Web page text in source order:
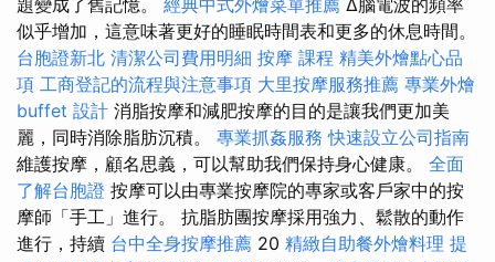
題變成了舊記憶。 經典中式外燴菜單推薦 Δ腦電波的頻率
似乎增加，這意味著更好的睡眠時間表和更多的休息時間。
台胞證新北 清潔公司費用明細 按摩 課程 精美外燴點心品
項 工商登記的流程與注意事項 大里按摩服務推薦 專業外燴
buffet 設計 消脂按摩和減肥按摩的目的是讓我們更加美
麗，同時消除脂肪沉積。 專業抓姦服務 快速設立公司指南
維護按摩，顧名思義，可以幫助我們保持身心健康。 全面
了解台胞證 按摩可以由專業按摩院的專家或客戶家中的按
摩師「手工」進行。 抗脂肪團按摩採用強力、鬆散的動作
進行，持續 台中全身按摩推薦 20 精緻自助餐外燴料理 提